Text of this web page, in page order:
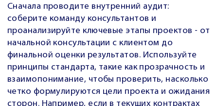
Сначала проводите внутренний аудит:
соберите команду консультантов и
проанализируйте ключевые этапы проектов - от
начальной консультации с клиентом до
финальной оценки результатов. Используйте
принципы стандарта, такие как прозрачность и
взаимопонимание, чтобы проверить, насколько
четко формулируются цели проекта и ожидания
сторон. Например, если в текущих контрактах